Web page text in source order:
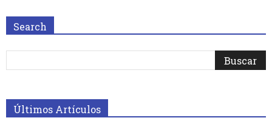
Search
Últimos Artículos